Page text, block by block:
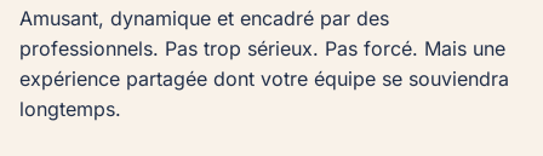
Amusant, dynamique et encadré par des
professionnels. Pas trop sérieux. Pas forcé. Mais une
expérience partagée dont votre équipe se souviendra
longtemps.